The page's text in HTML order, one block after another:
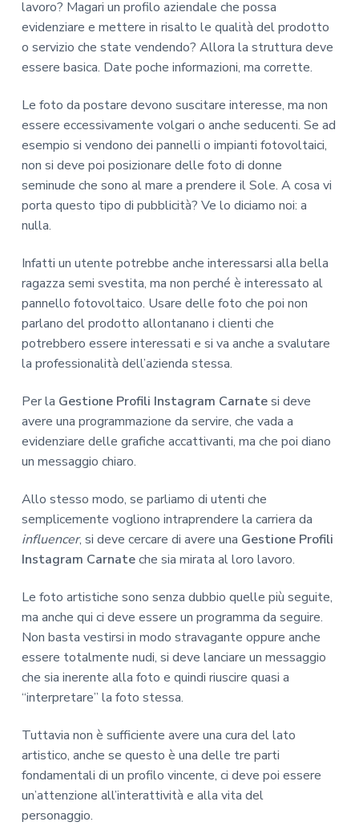
lavoro? Magari un profilo aziendale che possa
evidenziare e mettere in risalto le qualità del prodotto
o servizio che state vendendo? Allora la struttura deve
essere basica. Date poche informazioni, ma corrette.
Le foto da postare devono suscitare interesse, ma non
essere eccessivamente volgari o anche seducenti. Se ad
esempio si vendono dei pannelli o impianti fotovoltaici,
non si deve poi posizionare delle foto di donne
seminude che sono al mare a prendere il Sole. A cosa vi
porta questo tipo di pubblicità? Ve lo diciamo noi: a
nulla.
Infatti un utente potrebbe anche interessarsi alla bella
ragazza semi svestita, ma non perché è interessato al
pannello fotovoltaico. Usare delle foto che poi non
parlano del prodotto allontanano i clienti che
potrebbero essere interessati e si va anche a svalutare
la professionalità dell’azienda stessa.
Per la Gestione Profili Instagram Carnatesi deve
avere una programmazione da servire, che vada a
evidenziare delle grafiche accattivanti, ma che poi diano
un messaggio chiaro.
Allo stesso modo, se parliamo di utenti che
semplicemente vogliono intraprendere la carriera da
influencer, si deve cercare di avere una Gestione Profili
Instagram Carnateche sia mirata al loro lavoro.
Le foto artistiche sono senza dubbio quelle più seguite,
ma anche qui ci deve essere un programma da seguire.
Non basta vestirsi in modo stravagante oppure anche
essere totalmente nudi, si deve lanciare un messaggio
che sia inerente alla foto e quindi riuscire quasi a
“interpretare” la foto stessa.
Tuttavia non è sufficiente avere una cura del lato
artistico, anche se questo è una delle tre parti
fondamentali di un profilo vincente, ci deve poi essere
un’attenzione all’interattività e alla vita del
personaggio.